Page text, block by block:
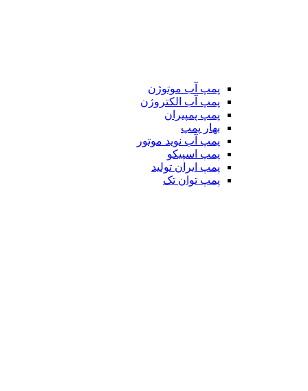
پمپ آب موتوژن
پمپ آب الکتروژن
پمپ پمپیران
بهار پمپ
پمپ آب نوید موتور
پمپ اسپیکو
پمپ ایران تولید
پمپ توان تک